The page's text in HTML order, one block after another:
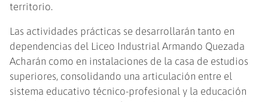
territorio.
Las actividades prácticas se desarrollarán tanto en
dependencias del Liceo Industrial Armando Quezada
Acharán como en instalaciones de la casa de estudios
superiores, consolidando una articulación entre el
sistema educativo técnico-profesional y la educación